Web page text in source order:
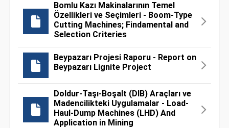
Bomlu Kazı Makinalarının Temel
Özellikleri ve Seçimleri - Boom-Type
Cutting Machines; Findamental and
Selection Criteries
Beypazarı Projesi Raporu - Report on
Beypazarı Lignite Project
Doldur-Taşı-Boşalt (DIB) Araçları ve
Madencilikteki Uygulamalar - Load-
Haul-Dump Machines (LHD) And
Application in Mining